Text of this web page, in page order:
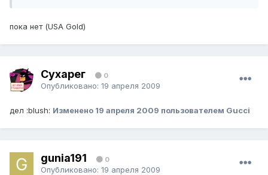
пока нет (USA Gold)
Сухарег 0
Опубликовано: 19 апреля 2009
дел :blush: Изменено 19 апреля 2009 пользователем Gucci
gunia191 0
Опубликовано: 19 апреля 2009